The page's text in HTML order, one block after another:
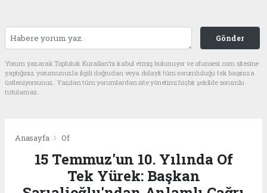
Gönder
Yorum yazarak Topluluk Kuralları’nı kabul etmiş bulunuyor ve ofunsesi.com sitesine
yaptığınız yorumunuzla ilgili doğrudan veya dolaylı tüm sorumluluğu tek başınıza
üstleniyorsunuz. Yazılan tüm yorumlardan site yönetimi hiçbir şekilde sorumlu
tutulamaz.
Anasayfa Of
15 Temmuz'un 10. Yılında Of
Tek Yürek: Başkan